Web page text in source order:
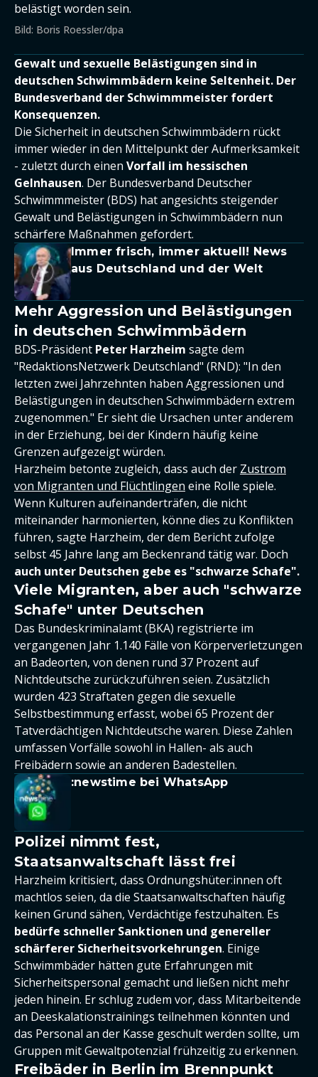
belästigt worden sein.
Bild: Boris Roessler/dpa
Gewalt und sexuelle Belästigungen sind in
deutschen Schwimmbädern keine Seltenheit. Der
Bundesverband der Schwimmmeister fordert
Konsequenzen.
Die Sicherheit in deutschen Schwimmbädern rückt
immer wieder in den Mittelpunkt der Aufmerksamkeit
- zuletzt durch einen Vorfall im hessischen
Gelnhausen. Der Bundesverband Deutscher
Schwimmmeister (BDS) hat angesichts steigender
Gewalt und Belästigungen in Schwimmbädern nun
schärfere Maßnahmen gefordert.
Immer frisch, immer aktuell! News
aus Deutschland und der Welt
Mehr Aggression und Belästigungen
in deutschen Schwimmbädern
BDS-Präsident Peter Harzheim sagte dem
"RedaktionsNetzwerk Deutschland" (RND): "In den
letzten zwei Jahrzehnten haben Aggressionen und
Belästigungen in deutschen Schwimmbädern extrem
zugenommen." Er sieht die Ursachen unter anderem
in der Erziehung, bei der Kindern häufig keine
Grenzen aufgezeigt würden.
Harzheim betonte zugleich, dass auch der Zustrom
von Migranten und Flüchtlingen eine Rolle spiele.
Wenn Kulturen aufeinanderträfen, die nicht
miteinander harmonierten, könne dies zu Konflikten
führen, sagte Harzheim, der dem Bericht zufolge
selbst 45 Jahre lang am Beckenrand tätig war. Doch
auch unter Deutschen gebe es "schwarze Schafe".
Viele Migranten, aber auch "schwarze
Schafe" unter Deutschen
Das Bundeskriminalamt (BKA) registrierte im
vergangenen Jahr 1.140 Fälle von Körperverletzungen
an Badeorten, von denen rund 37 Prozent auf
Nichtdeutsche zurückzuführen seien. Zusätzlich
wurden 423 Straftaten gegen die sexuelle
Selbstbestimmung erfasst, wobei 65 Prozent der
Tatverdächtigen Nichtdeutsche waren. Diese Zahlen
umfassen Vorfälle sowohl in Hallen- als auch
Freibädern sowie an anderen Badestellen.
:newstime bei WhatsApp
Polizei nimmt fest,
Staatsanwaltschaft lässt frei
Harzheim kritisiert, dass Ordnungshüter:innen oft
machtlos seien, da die Staatsanwaltschaften häufig
keinen Grund sähen, Verdächtige festzuhalten. Es
bedürfe schneller Sanktionen und genereller
schärferer Sicherheitsvorkehrungen. Einige
Schwimmbäder hätten gute Erfahrungen mit
Sicherheitspersonal gemacht und ließen nicht mehr
jeden hinein. Er schlug zudem vor, dass Mitarbeitende
an Deeskalationstrainings teilnehmen könnten und
das Personal an der Kasse geschult werden sollte, um
Gruppen mit Gewaltpotenzial frühzeitig zu erkennen.
Freibäder in Berlin im Brennpunkt